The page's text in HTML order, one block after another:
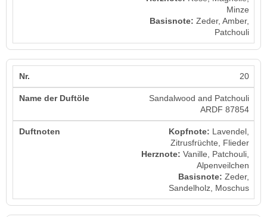
Minze
Basisnote: Zeder, Amber,
Patchouli
20
Sandalwood and Patchouli
ARDF 87854
Kopfnote: Lavendel,
Zitrusfrüchte, Flieder
Herznote: Vanille, Patchouli,
Alpenveilchen
Basisnote: Zeder,
Sandelholz, Moschus